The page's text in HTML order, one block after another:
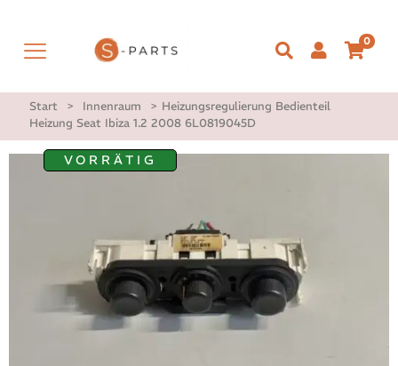
0
Start > Innenraum > Heizungsregulierung Bedienteil
Heizung Seat Ibiza 1.2 2008 6L0819045D
VORRÄTIG